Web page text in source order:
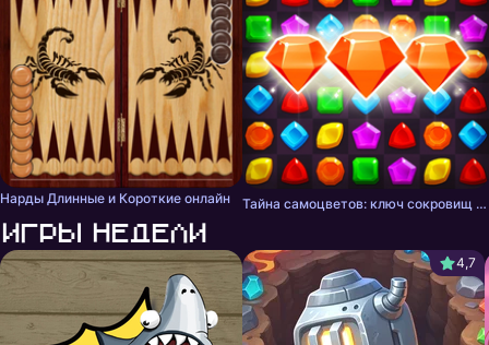
Нарды Длинные и Короткие онлайн Тайна самоцветов: ключ сокровищ - три в ряд
Игры недели
4,7